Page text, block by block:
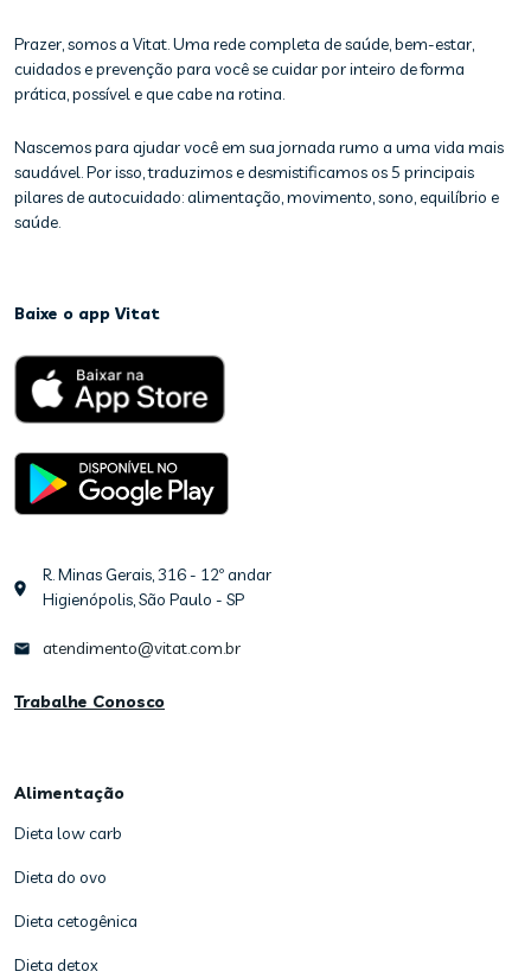
Prazer, somos a Vitat. Uma rede completa de saúde, bem-estar,
cuidados e prevenção para você se cuidar por inteiro de forma
prática, possível e que cabe na rotina.
Nascemos para ajudar você em sua jornada rumo a uma vida mais
saudável. Por isso, traduzimos e desmistificamos os 5 principais
pilares de autocuidado: alimentação, movimento, sono, equilíbrio e
saúde.
Baixe o app Vitat
R. Minas Gerais, 316 - 12º andar
Higienópolis, São Paulo - SP
atendimento@vitat.com.br
Trabalhe Conosco
Alimentação
Dieta low carb
Dieta do ovo
Dieta cetogênica
Dieta detox